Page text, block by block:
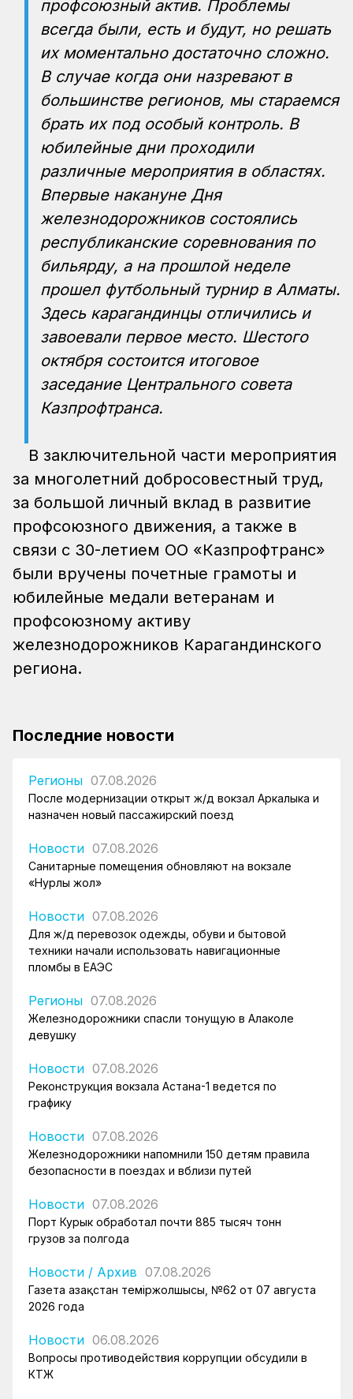
профсоюзный актив. Проблемы
всегда были, есть и будут, но решать
их моментально достаточно сложно.
В случае когда они назревают в
большинстве регионов, мы стараемся
брать их под особый контроль. В
юбилейные дни проходили
различные мероприятия в областях.
Впервые накануне Дня
железнодорожников состоялись
республиканские соревнования по
бильярду, а на прошлой неделе
прошел футбольный турнир в Алматы.
Здесь карагандинцы отличились и
завоевали первое место. Шестого
октября состоится итоговое
заседание Центрального совета
Казпрофтранса.
В заключительной части мероприятия
за многолетний добросовестный труд,
за большой личный вклад в развитие
профсоюзного движения, а также в
связи с 30-летием ОО «Казпрофтранс»
были вручены почетные грамоты и
юбилейные медали ветеранам и
профсоюзному активу
железнодорожников Карагандинского
региона.
Последние новости
Регионы 07.08.2026
После модернизации открыт ж/д вокзал Аркалыка и
назначен новый пассажирский поезд
Новости 07.08.2026
Санитарные помещения обновляют на вокзале
«Нурлы жол»
Новости 07.08.2026
Для ж/д перевозок одежды, обуви и бытовой
техники начали использовать навигационные
пломбы в ЕАЭС
Регионы 07.08.2026
Железнодорожники спасли тонущую в Алаколе
девушку
Новости 07.08.2026
Реконструкция вокзала Астана-1 ведется по
графику
Новости 07.08.2026
Железнодорожники напомнили 150 детям правила
безопасности в поездах и вблизи путей
Новости 07.08.2026
Порт Курык обработал почти 885 тысяч тонн
грузов за полгода
Новости / Архив 07.08.2026
Газета Қазақстан теміржолшысы, №62 от 07 августа
2026 года
Новости 06.08.2026
Вопросы противодействия коррупции обсудили в
КТЖ